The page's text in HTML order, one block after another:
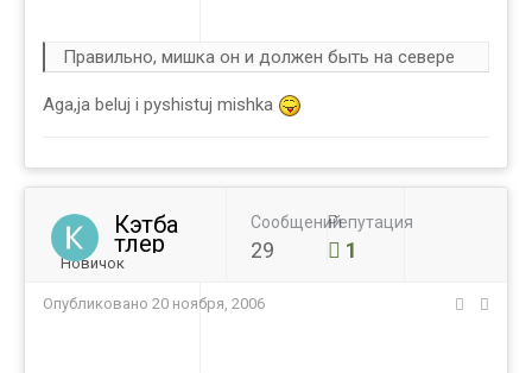
Правильно, мишка он и должен быть на севере
Aga,ja beluj i pyshistuj mishka
Кэтба
тлер
Новичок
Сообщений
29
Репутация
1
Опубликовано 20 ноября, 2006